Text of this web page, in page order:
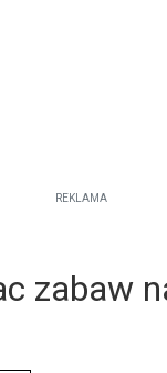
REKLAMA
zabaw